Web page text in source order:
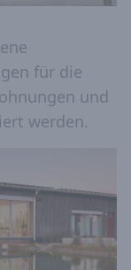
für die
und
werden.